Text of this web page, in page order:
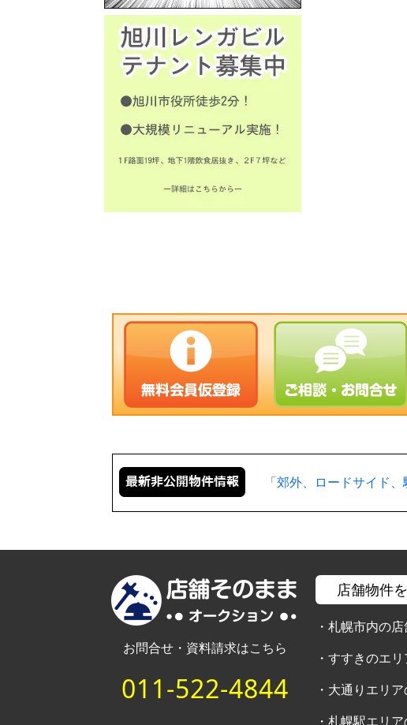
「郊外、ロードサイド
お問合せ・資料請求はこちら
011-522-4844
店舗物件
・札幌市内の
・すすきのエ
・ 大通りエリ
・札幌駅エリ